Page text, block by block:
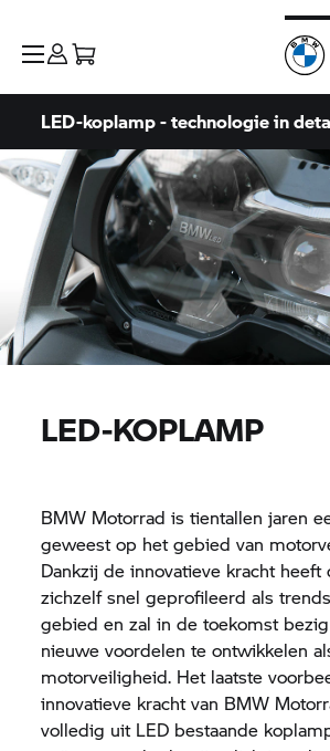
LED-koplamp - technologie in
LED-KOPLAMP
BMW Motorrad is tientallen jaren
geweest op het gebied van
Dankzij de innovatieve kracht heeft
zichzelf snel geprofileerd als
gebied en zal in de toekomst
nieuwe voordelen te ontwikkelen
motorveiligheid. Het laatste
innovatieve kracht van BMW
volledig uit LED bestaande